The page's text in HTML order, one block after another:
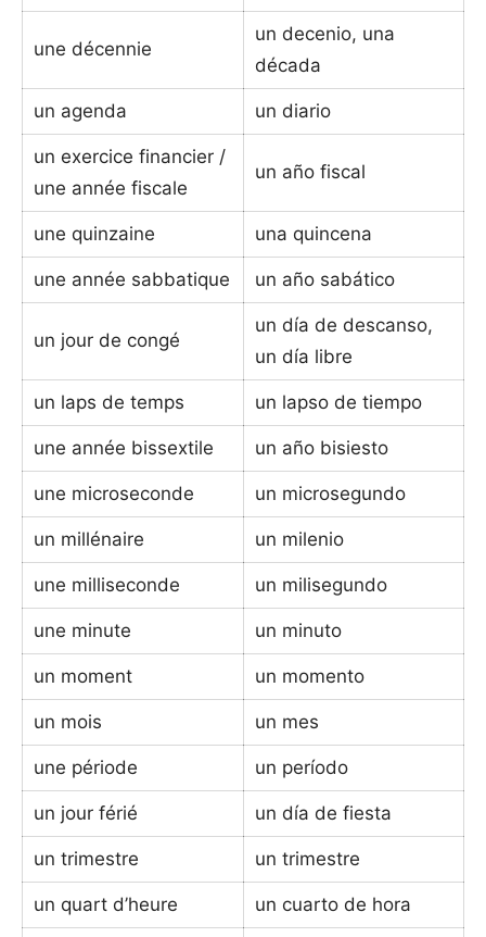
une décennie
un decenio, una
década
un agenda un diario
un exercice financier /
une année fiscale
un año fiscal
une quinzaine una quincena
une année sabbatique un año sabático
un jour de congé
un día de descanso,
un día libre
un laps de temps un lapso de tiempo
une année bissextile un año bisiesto
une microseconde un microsegundo
un millénaire un milenio
une milliseconde un milisegundo
une minute un minuto
un moment un momento
un mois un mes
une période un período
un jour férié un día de fiesta
un trimestre un trimestre
un quart d’heure un cuarto de hora